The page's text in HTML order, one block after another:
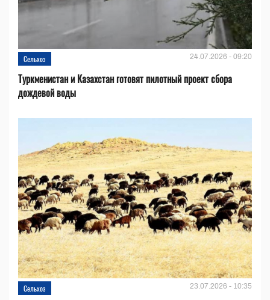
Сельхоз 24.07.2026 - 09:20
Туркменистан и Казахстан готовят пилотный проект сбора
дождевой воды
Сельхоз 23.07.2026 - 10:35